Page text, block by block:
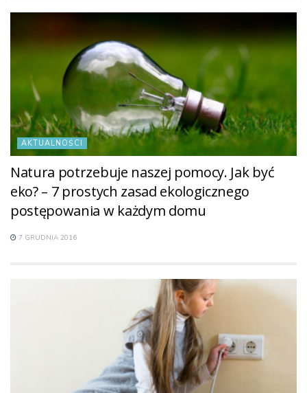
AKTUALNOŚCI
Natura potrzebuje naszej pomocy. Jak być
eko? – 7 prostych zasad ekologicznego
postępowania w każdym domu
7 GRUDNIA 2016